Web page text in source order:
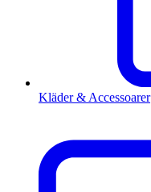
Kläder & Accessoarer